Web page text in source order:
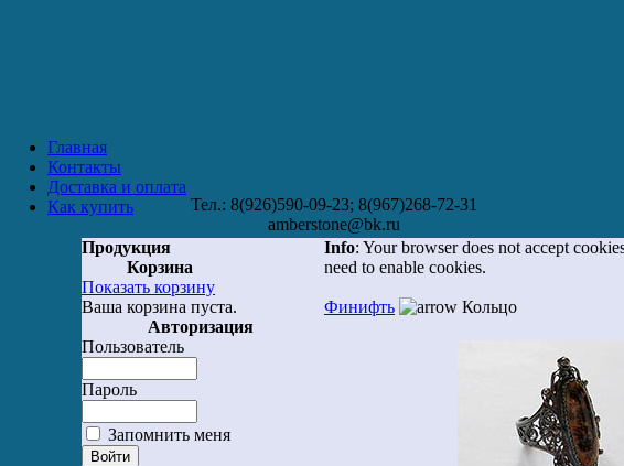
Главная
Контакты
Доставка и оплата
Как купить
Тел.: 8(926)590-09-23; 8(967)268-72-31
amberstone@bk.ru
Продукция
Корзина
Показать корзину
Ваша корзина пуста.
Авторизация
Пользователь
Пароль
Запомнить меня
Info: Your browser does not accept
need to enable cookies.
Финифть Кольцо